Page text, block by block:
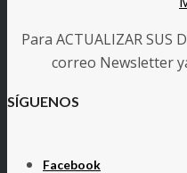
Para ACTUALIZAR SUS
correo Newsletter
SÍGUENOS
Facebook